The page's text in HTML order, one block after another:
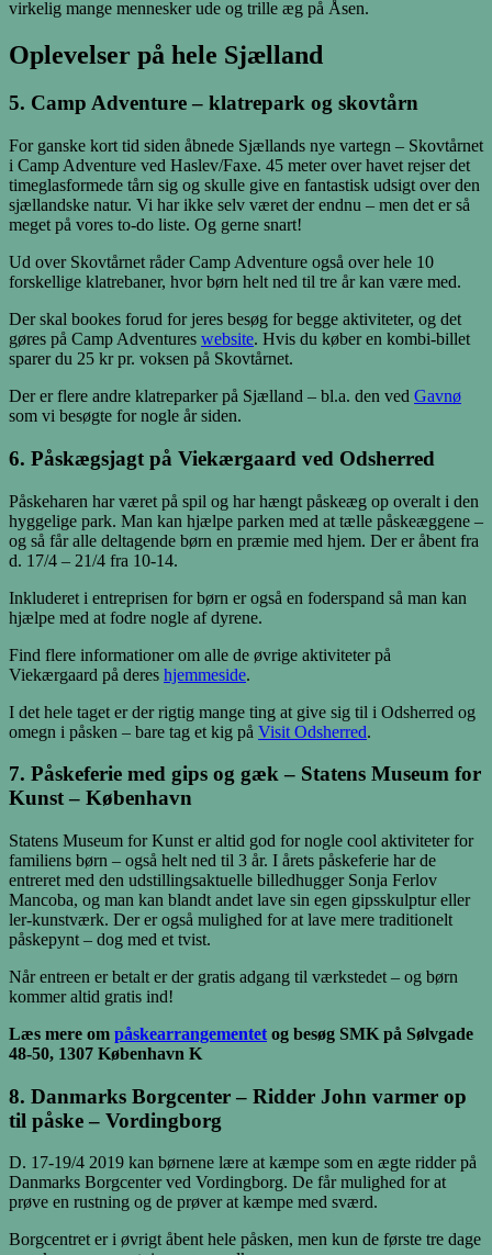
virkelig mange mennesker ude og trille æg på Åsen.
Oplevelser på hele Sjælland
5. Camp Adventure – klatrepark og skovtårn
For ganske kort tid siden åbnede Sjællands nye vartegn – Skovtårnet
i Camp Adventure ved Haslev/Faxe. 45 meter over havet rejser det
timeglasformede tårn sig og skulle give en fantastisk udsigt over den
sjællandske natur. Vi har ikke selv været der endnu – men det er så
meget på vores to-do liste. Og gerne snart!
Ud over Skovtårnet råder Camp Adventure også over hele 10
forskellige klatrebaner, hvor børn helt ned til tre år kan være med.
Der skal bookes forud for jeres besøg for begge aktiviteter, og det
gøres på Camp Adventures website. Hvis du køber en kombi-billet
sparer du 25 kr pr. voksen på Skovtårnet.
Der er flere andre klatreparker på Sjælland – bl.a. den ved Gavnø
som vi besøgte for nogle år siden.
6. Påskægsjagt på Viekærgaard ved Odsherred
Påskeharen har været på spil og har hængt påskeæg op overalt i den
hyggelige park. Man kan hjælpe parken med at tælle påskeæggene –
og så får alle deltagende børn en præmie med hjem. Der er åbent fra
d. 17/4 – 21/4 fra 10-14.
Inkluderet i entreprisen for børn er også en foderspand så man kan
hjælpe med at fodre nogle af dyrene.
Find flere informationer om alle de øvrige aktiviteter på
Viekærgaard på deres hjemmeside.
I det hele taget er der rigtig mange ting at give sig til i Odsherred og
omegn i påsken – bare tag et kig på Visit Odsherred.
7. Påskeferie med gips og gæk – Statens Museum for
Kunst – København
Statens Museum for Kunst er altid god for nogle cool aktiviteter for
familiens børn – også helt ned til 3 år. I årets påskeferie har de
entreret med den udstillingsaktuelle billedhugger Sonja Ferlov
Mancoba, og man kan blandt andet lave sin egen gipsskulptur eller
ler-kunstværk. Der er også mulighed for at lave mere traditionelt
påskepynt – dog med et tvist.
Når entreen er betalt er der gratis adgang til værkstedet – og børn
kommer altid gratis ind!
Læs mere om påskearrangementet og besøg SMK på Sølvgade
48-50, 1307 København K
8. Danmarks Borgcenter – Ridder John varmer op
til påske – Vordingborg
D. 17-19/4 2019 kan børnene lære at kæmpe som en ægte ridder på
Danmarks Borgcenter ved Vordingborg. De får mulighed for at
prøve en rustning og de prøver at kæmpe med sværd.
Borgcentret er i øvrigt åbent hele påsken, men kun de første tre dage